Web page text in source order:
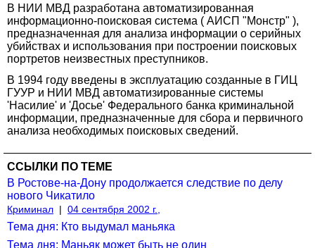
В НИИ МВД разработана автоматизированная
информационно-поисковая система ( АИСП "Монстр" ),
предназначенная для анализа информации о серийных
убийствах и использования при построении поисковых
портретов неизвестных преступников.
В 1994 году введены в эксплуатацию созданные в ГИЦ
ГУУР и НИИ МВД автоматизированные системы
'Насилие' и 'Досье' Федерального банка криминальной
информации, предназначенные для сбора и первичного
анализа необходимых поисковых сведений.
ССЫЛКИ ПО ТЕМЕ
В Ростове-на-Дону продолжается следствие по делу
нового Чикатило
Криминал | 04 сентября 2002 г.,
Тема дня: Кто выдумал маньяка
Тема дня: Маньяк может быть не один